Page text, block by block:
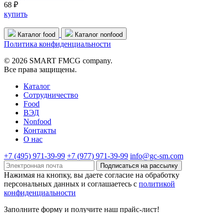
68 ₽
купить
Каталог food Каталог nonfood
Политика конфиденциальности
© 2026 SMART FMCG company.
Все права защищены.
Каталог
Cотрудничество
Food
ВЭД
Nonfood
Контакты
О нас
+7 (495) 971-39-99 +7 (977) 971-39-99 info@gc-sm.com
Подписаться на рассылку
Нажимая на кнопку, вы даете согласие на обработку
персональных данных и соглашаетесь c политикой
конфиденциальности
Заполните форму и получите наш прайс-лист!